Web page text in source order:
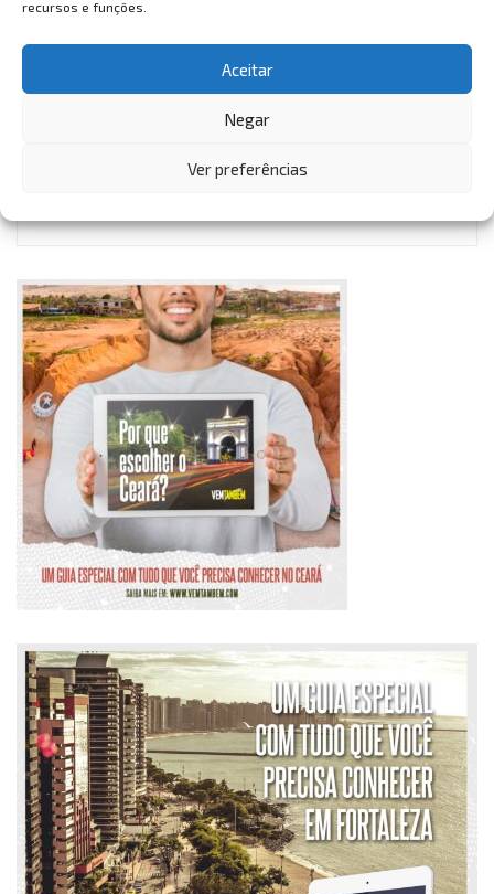
recursos e funções.
Aceitar
Negar
Ver preferências
VemTambém